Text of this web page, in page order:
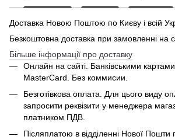
Доставка Новою Поштою по Києву і всій
Безкоштовна доставка при замовленні на
Більше інформації про доставку
Онлайн на сайті. Банківськими
MasterCard. Без коммисии.
Безготівкова оплата. Для цього виду
запросити реквізити у менеджера
платником ПДВ.
Післяплатою в відділенні Нової